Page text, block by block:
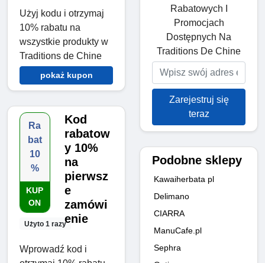
Użyj kodu i otrzymaj
10% rabatu na
wszystkie produkty w
Traditions de Chine
pokaż kupon
Ra
bat
10
%
KUP
ON
Użyto 1 razy
Kod
rabatow
y 10%
na
pierwsz
e
zamówi
enie
Wprowadź kod i
Rabatowych I
Promocjach
Dostępnych Na
Traditions De Chine
Zarejestruj się
teraz
Podobne sklepy
Kawaiherbata pl
Delimano
CIARRA
ManuCafe.pl
Sephra